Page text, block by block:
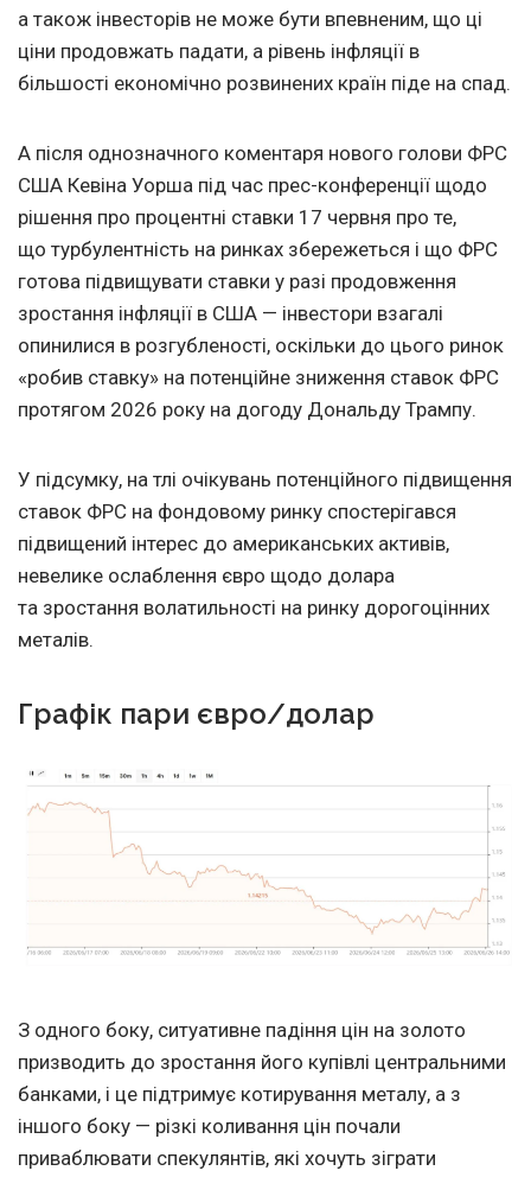
а також інвесторів не може бути впевненим, що ці
ціни продовжать падати, а рівень інфляції в
більшості економічно розвинених країн піде на спад.
А після однозначного коментаря нового голови ФРС
США Кевіна Уорша під час прес-конференції щодо
рішення про процентні ставки 17 червня про те,
що турбулентність на ринках збережеться і що ФРС
готова підвищувати ставки у разі продовження
зростання інфляції в США — інвестори взагалі
опинилися в розгубленості, оскільки до цього ринок
«робив ставку» на потенційне зниження ставок ФРС
протягом 2026 року на догоду Дональду Трампу.
У підсумку, на тлі очікувань потенційного підвищення
ставок ФРС на фондовому ринку спостерігався
підвищений інтерес до американських активів,
невелике ослаблення євро щодо долара
та зростання волатильності на ринку дорогоцінних
металів.
Графік пари євро/долар
З одного боку, ситуативне падіння цін на золото
призводить до зростання його купівлі центральними
банками, і це підтримує котирування металу, а з
іншого боку — різкі коливання цін почали
приваблювати спекулянтів, які хочуть зіграти